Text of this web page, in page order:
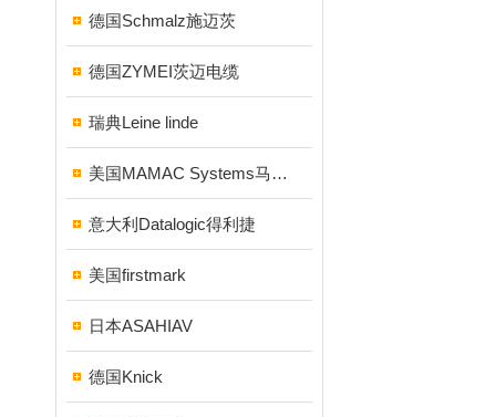
德国Schmalz施迈茨
德国ZYMEI茨迈电缆
瑞典Leine linde
美国MAMAC Systems马麦克
意大利Datalogic得利捷
美国firstmark
日本ASAHIAV
德国Knick